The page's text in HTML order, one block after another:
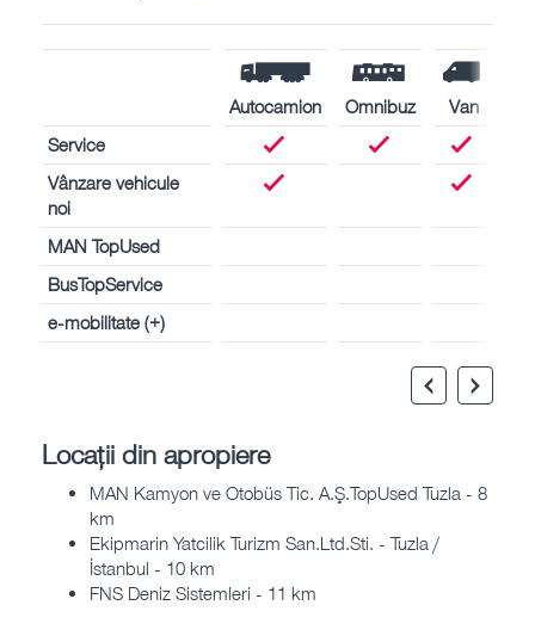
Autocamion Omnibuz
Van
Service
Vânzare vehicule
noi
MAN TopUsed
BusTopService
e-mobilitate (+)
Locații din apropiere
MAN Kamyon ve Otobüs Tic. A.Ş.TopUsed Tuzla - 8
km
Ekipmarin Yatcilik Turizm San.Ltd.Sti. - Tuzla /
İstanbul - 10 km
FNS Deniz Sistemleri - 11 km